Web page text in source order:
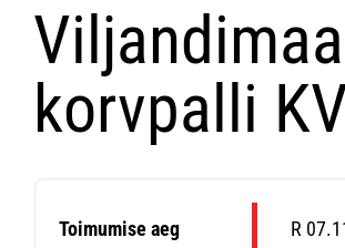
korvpalli
Toimumise aeg R